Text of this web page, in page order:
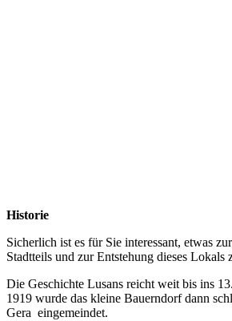
Historie
Sicherlich ist es für Sie interessant, etwas
Stadtteils und zur Entstehung dieses Lokals
Die Geschichte Lusans reicht weit bis ins
1919 wurde das kleine Bauerndorf dann
Gera eingemeindet.